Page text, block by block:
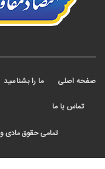
اصلی ما را بشناسید
با ما
تمامی حقوق مادی و